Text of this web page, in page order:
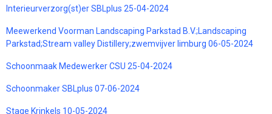
Interieurverzorg(st)er SBLplus 25-04-2024
Meewerkend Voorman Landscaping Parkstad B.V.;Landscaping
Parkstad;Stream valley Distillery;zwemvijver limburg 06-05-2024
Schoonmaak Medewerker CSU 25-04-2024
Schoonmaker SBLplus 07-06-2024
Stage Krinkels 10-05-2024